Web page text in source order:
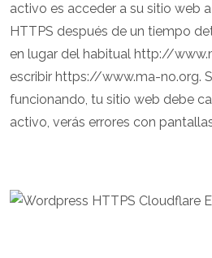
activo es acceder a su sitio web
HTTPS después de un tiempo
en lugar del habitual http://
escribir https://www.ma-no.org.
funcionando, tu sitio web debe
activo, verás errores con